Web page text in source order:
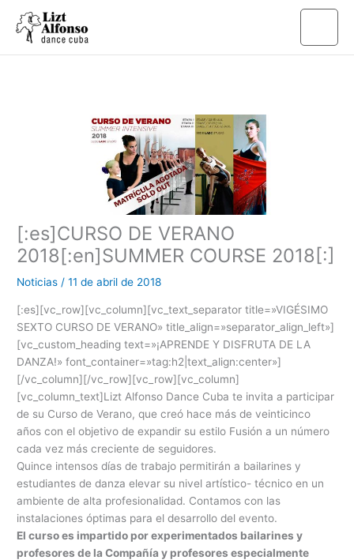
contenido
[:es]CURSO DE VERANO
2018[:en]SUMMER COURSE 2018[:]
Noticias /11 de abril de 2018
[:es][vc_row][vc_column][vc_text_separator title=»VIGÉSIMO
SEXTO CURSO DE VERANO» title_align=»separator_align_left»]
[vc_custom_heading text=»¡APRENDE Y DISFRUTA DE LA
DANZA!» font_container=»tag:h2|text_align:center»]
[/vc_column][/vc_row][vc_row][vc_column]
[vc_column_text]Lizt Alfonso Dance Cuba te invita a participar
de su Curso de Verano, que creó hace más de veinticinco
años con el objetivo de expandir su estilo Fusión a un número
cada vez más creciente de seguidores.
Quince intensos días de trabajo permitirán a bailarines y
estudiantes de danza elevar su nivel artístico- técnico en un
ambiente de alta profesionalidad. Contamos con las
instalaciones óptimas para el desarrollo del evento.
El curso es impartido por experimentados bailarines y
profesores de la Compañía y profesores especialmente